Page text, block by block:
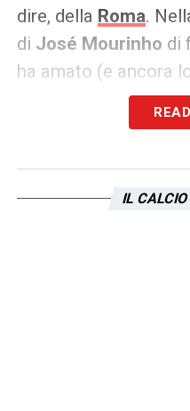
dire, della Roma.
di José Mourinho di
ha amato (e ancora
nerazzurri evitano
trappola della
CONTINUA A
IL